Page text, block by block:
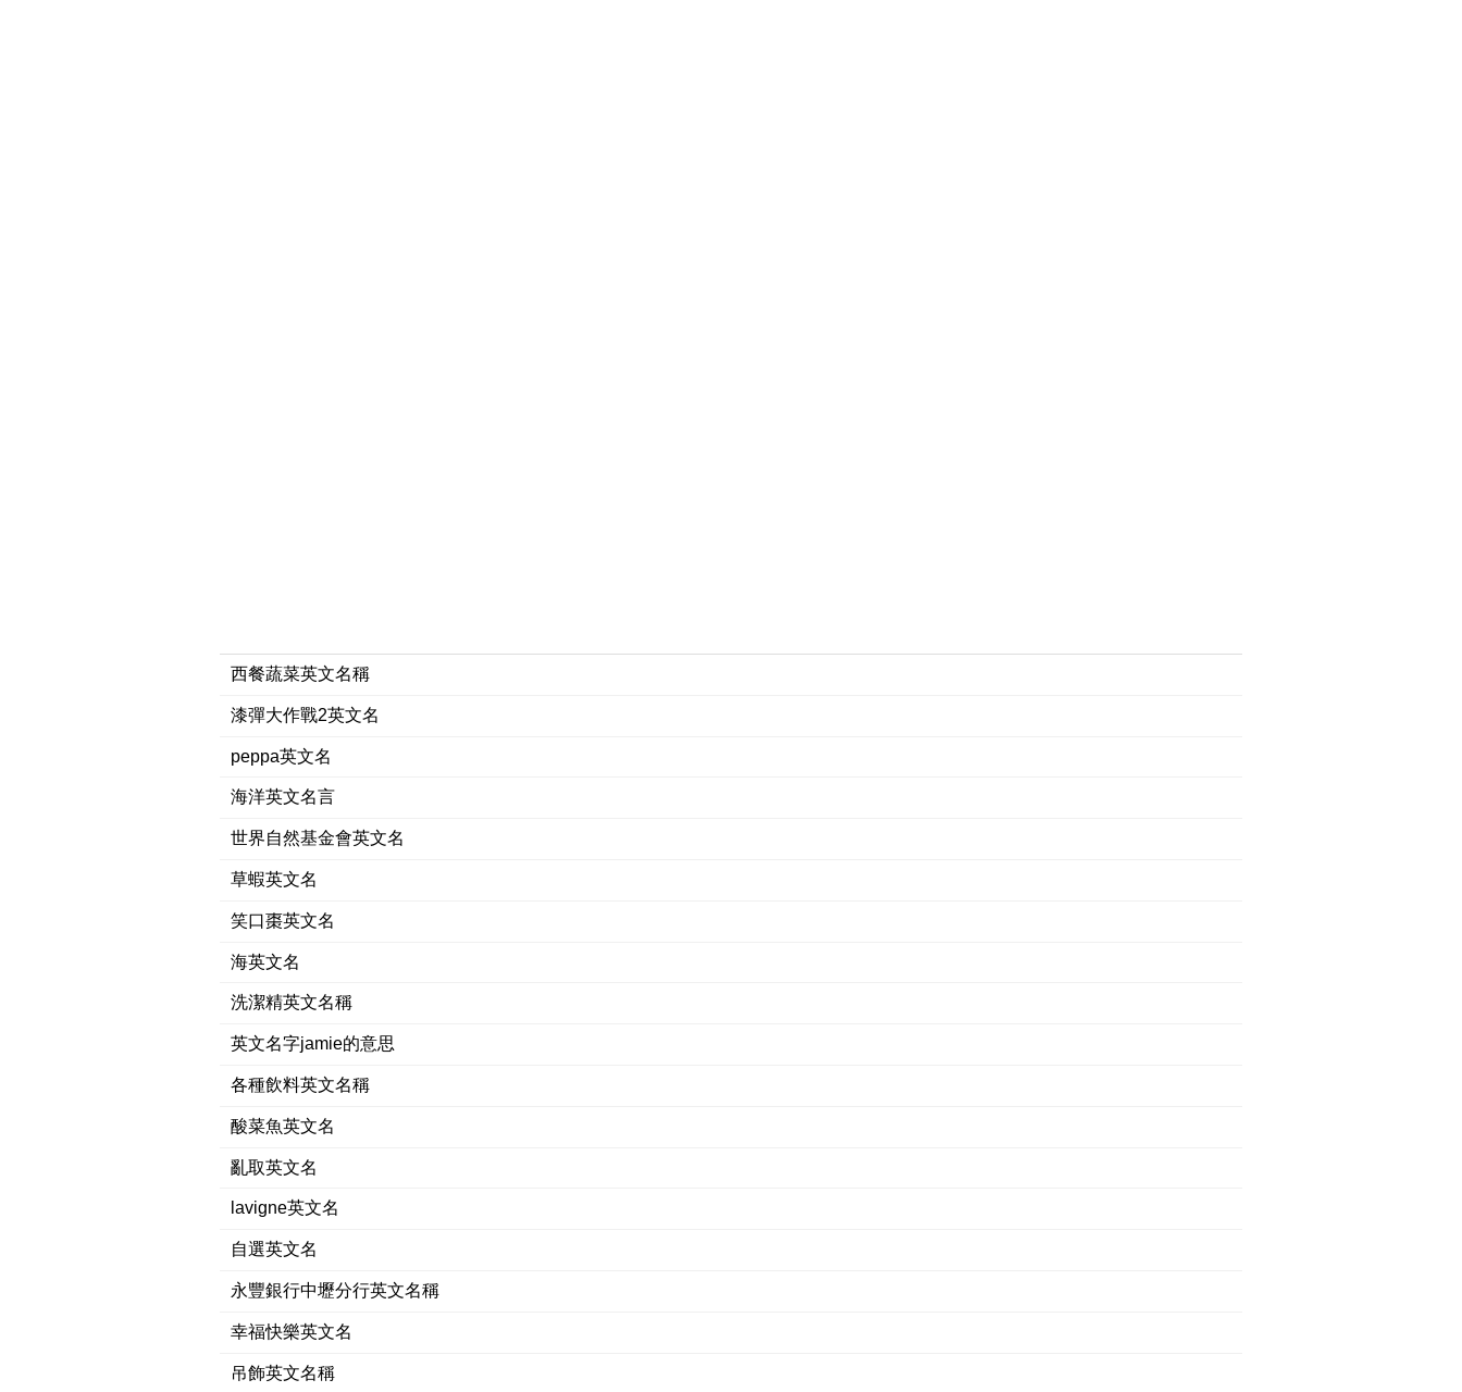
西餐蔬菜英文名稱
漆彈大作戰2英文名
peppa英文名
海洋英文名言
世界自然基金會英文名
草蝦英文名
笑口棗英文名
海英文名
洗潔精英文名稱
英文名字jamie的意思
各種飲料英文名稱
酸菜魚英文名
亂取英文名
lavigne英文名
自選英文名
永豐銀行中壢分行英文名稱
幸福快樂英文名
吊飾英文名稱